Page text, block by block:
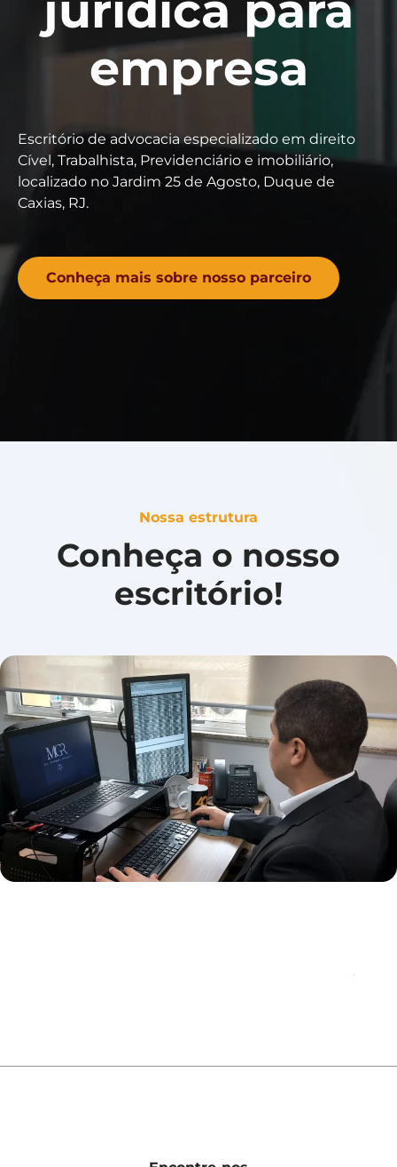
empresa
Escritório de advocacia especializado em direito
Cível, Trabalhista, Previdenciário e imobiliário,
localizado no Jardim 25 de Agosto, Duque de
Caxias, RJ.
Conheça mais sobre nosso parceiro
Nossa estrutura
Conheça o nosso
escritório!